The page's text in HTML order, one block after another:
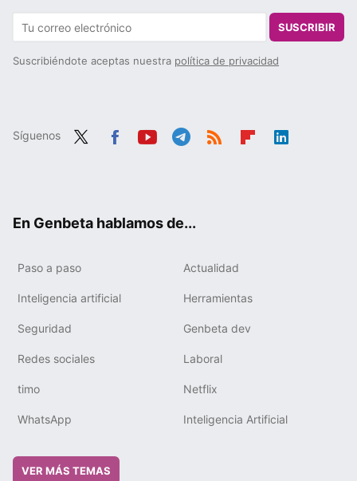
SUSCRIBIR
Suscribiéndote aceptas nuestra política de privacidad
Síguenos
En Genbeta hablamos de...
Paso a paso Actualidad
Inteligencia artificial Herramientas
Seguridad Genbeta dev
Redes sociales Laboral
timo Netflix
WhatsApp Inteligencia Artificial
VER MÁS TEMAS